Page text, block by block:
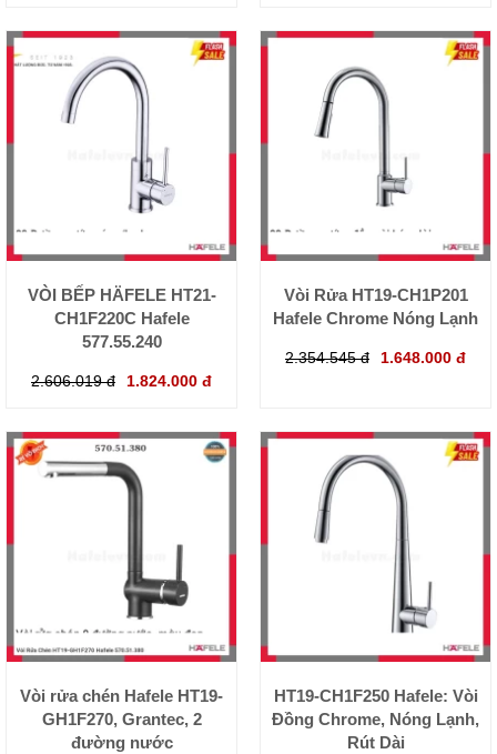
VÒI BẾP HÄFELE HT21-
CH1F220C Hafele
577.55.240
2.606.019 đ 1.824.000 đ
Vòi Rửa HT19-CH1P201
Hafele Chrome Nóng Lạnh
2.354.545 đ 1.648.000 đ
Vòi rửa chén Hafele HT19-
GH1F270, Grantec, 2
đường nước
HT19-CH1F250 Hafele: Vòi
Đồng Chrome, Nóng Lạnh,
Rút Dài